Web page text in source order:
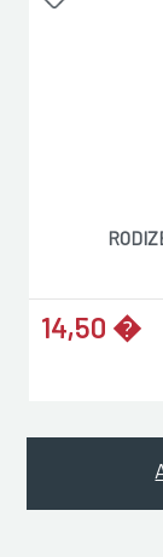
14,50 �